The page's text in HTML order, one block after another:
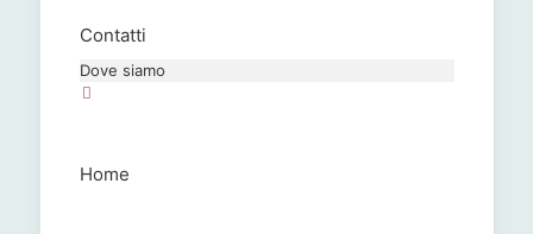
Contatti
Dove siamo
Home